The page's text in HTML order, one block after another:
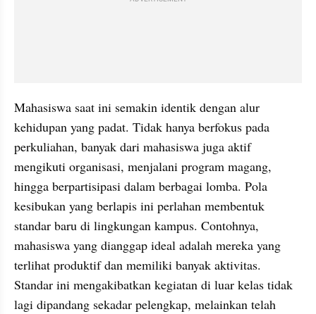
Mahasiswa saat ini semakin identik dengan alur
kehidupan yang padat. Tidak hanya berfokus pada
perkuliahan, banyak dari mahasiswa juga aktif
mengikuti organisasi, menjalani program magang,
hingga berpartisipasi dalam berbagai lomba. Pola
kesibukan yang berlapis ini perlahan membentuk
standar baru di lingkungan kampus. Contohnya,
mahasiswa yang dianggap ideal adalah mereka yang
terlihat produktif dan memiliki banyak aktivitas.
Standar ini mengakibatkan kegiatan di luar kelas tidak
lagi dipandang sekadar pelengkap, melainkan telah